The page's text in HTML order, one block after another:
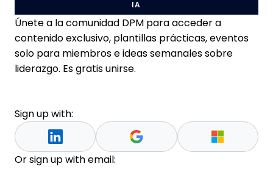
IA
Únete a la comunidad DPM para acceder a
contenido exclusivo, plantillas prácticas, eventos
solo para miembros e ideas semanales sobre
liderazgo. Es gratis unirse.
Sign up with:
Or sign up with email: